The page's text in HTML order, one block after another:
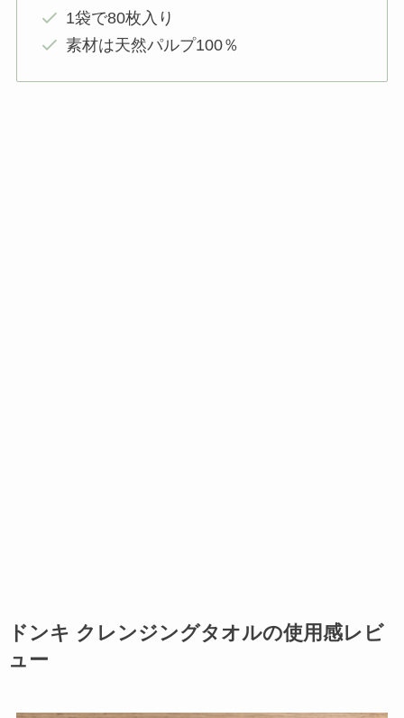
1袋で80枚入り
素材は天然パルプ100％
ドンキ クレンジングタオルの使用感レビ
ュー